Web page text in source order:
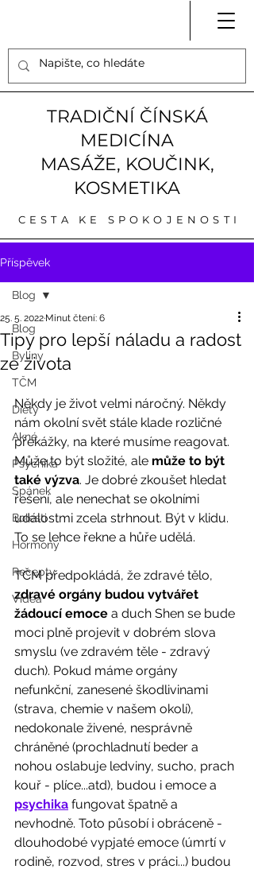
TRADIČNÍ ČÍNSKÁ
MEDICÍNA
MASÁŽE, KOUČINK,
KOSMETIKA
CESTA KE SPOKOJENOSTI
Příspěvek
Blog
Byliny
TČM
Diety
Akné
Psychika
Spánek
Bolesti
Hormony
Recepty
Videa
Blog
Tipy pro lepší náladu a radost
ze života
25. 5. 2022 Minut čtení: 6
Někdy je život velmi náročný. Někdy
nám okolní svět stále klade rozličné
překážky, na které musíme reagovat.
Může to být složité, ale může to být
také výzva. Je dobré zkoušet hledat
řešení, ale nenechat se okolními
událostmi zcela strhnout. Být v klidu.
To se lehce řekne a hůře udělá.
TČM předpokládá, že zdravé tělo,
zdravé orgány budou vytvářet
žádoucí emoce a duch Shen se bude
moci plně projevit v dobrém slova
smyslu (ve zdravém těle - zdravý
duch). Pokud máme orgány
nefunkční, zanesené škodlivinami
(strava, chemie v našem okolí),
nedokonale živené, nesprávně
chráněné (prochladnutí beder a
nohou oslabuje ledviny, sucho, prach
kouř - plíce...atd), budou i emoce a
psychika fungovat špatně a
nevhodně. Toto působí i obráceně -
dlouhodobé vypjaté emoce (úmrtí v
rodině, rozvod, stres v práci...) budou